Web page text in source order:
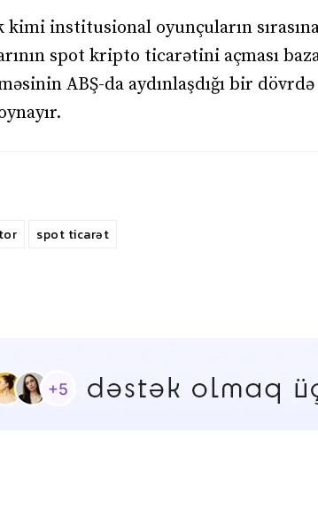
kimi institusional oyunçuların
spot kripto ticarətini açması
ABŞ-da aydınlaşdığı bir dövrdə
spot ticarət